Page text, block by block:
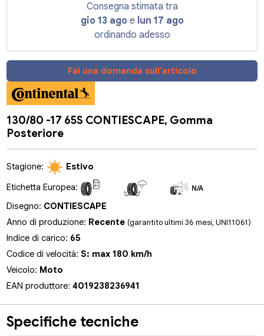
Consegna stimata tra
gio 13 ago e lun 17 ago
ordinando adesso
Fai una domanda sull'articolo
130/80 -17 65S CONTIESCAPE, Gomma
Posteriore
Stagione:
Estivo
Etichetta Europea:
N/A
Disegno: CONTIESCAPE
Anno di produzione: Recente(garantito ultimi 36 mesi, UNI11061)
Indice di carico: 65
Codice di velocità:S: max 180 km/h
Veicolo: Moto
EAN produttore:4019238236941
Specifiche tecniche